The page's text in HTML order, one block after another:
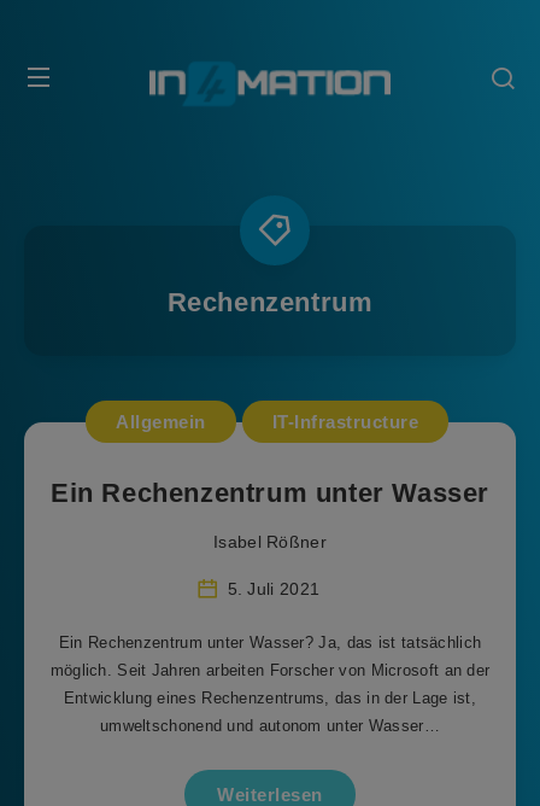
Rechenzentrum
Allgemein IT-Infrastructure
Ein Rechenzentrum unter Wasser
Isabel Rößner
5. Juli 2021
Ein Rechenzentrum unter Wasser? Ja, das ist tatsächlich
möglich. Seit Jahren arbeiten Forscher von Microsoft an der
Entwicklung eines Rechenzentrums, das in der Lage ist,
umweltschonend und autonom unter Wasser…
Weiterlesen